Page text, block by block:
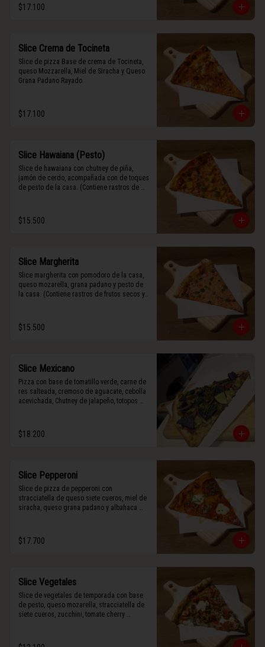
$17.100
Slice Crema de Tocineta
Slice de pizza Base de crema de Tocineta,
queso Mozzarella, Miel de Siracha y Queso
Grana Padano Rayado.
$17.100
Slice Hawaiana (Pesto)
Slice de hawaiana con chutney de piña,
jamón de cerdo, acompañada con de toques
de pesto de la casa. (Contiene rastros de
$15.500
Slice Margherita
Slice margherita con pomodoro de la casa,
queso mozarella, grana padano y pesto de
la casa. (Contiene rastros de frutos secos y
$15.500
Slice Mexicano
Pizza con base de tomatillo verde, carne de
res salteada, cremoso de aguacate, cebolla
acevichada, Chutney de jalapeño, totopos
$18.200
Slice Pepperoni
Slice de pizza de pepperoni con
stracciatella de queso siete cueros, miel de
siracha, queso grana padano y albahaca
$17.700
Slice Vegetales
Slice de vegetales de temporada con base
de pesto, queso mozarella, stracciatella de
siete cueros, zucchini, tomate cherry
fresca.